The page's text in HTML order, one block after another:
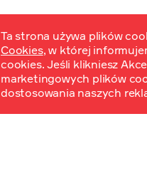
Ta strona używa plików
Cookies, w której
cookies. Jeśli klikniesz
marketingowych plików
dostosowania naszych